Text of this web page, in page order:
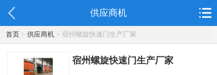
供应商机
首页> 供应商机> 宿州螺旋快速门生产厂家
宿州螺旋快速门生产厂家